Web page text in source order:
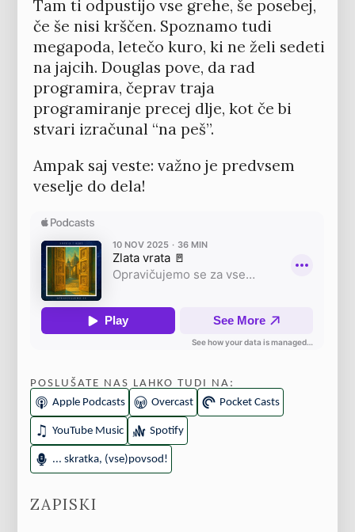
Tam ti odpustijo vse grehe, še posebej,
če še nisi krščen. Spoznamo tudi
megapoda, letečo kuro, ki ne želi sedeti
na jajcih. Douglas pove, da rad
programira, čeprav traja
programiranje precej dlje, kot če bi
stvari izračunal “na peš”.
Ampak saj veste: važno je predvsem
veselje do dela!
POSLUŠATE NAS LAHKO TUDI NA:
Apple Podcasts
Overcast Pocket Casts
YouTube Music Spotify
... skratka, (vse)povsod!
ZAPISKI